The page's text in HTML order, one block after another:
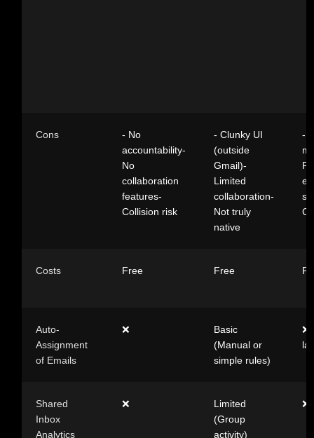
Cons
- No
accountability-
No
collaboration
features-
Collision risk
- Clunky UI
(outside
Gmail)-
Limited
collaboration-
Not truly
native
-
Costs Free Free
Auto-
Assignment
of Emails
❌
Basic
(Manual or
simple rules)
❌
Shared
Inbox
Analytics
❌
Limited
(Group
activity)
❌